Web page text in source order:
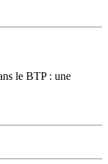
le BTP : une